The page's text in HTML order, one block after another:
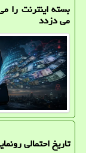
بسته اینترنت را
می دزدد
تاریخ احتمالی رونمایی از آیفون 18